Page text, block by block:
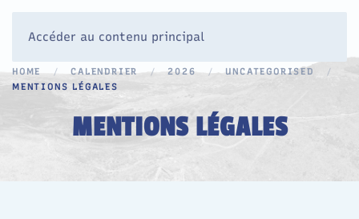
Accéder au contenu principal
HOME CALENDRIER 2026
UNCATEGORISED
MENTIONS LÉGALES
MENTIONS LÉGALES